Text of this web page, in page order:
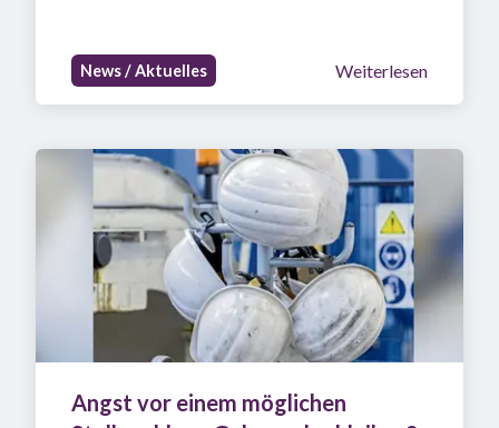
News / Aktuelles Weiterlesen
Angst vor einem möglichen